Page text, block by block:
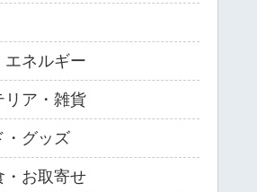
エネルギー
リア・雑貨
・グッズ
・お取寄せ